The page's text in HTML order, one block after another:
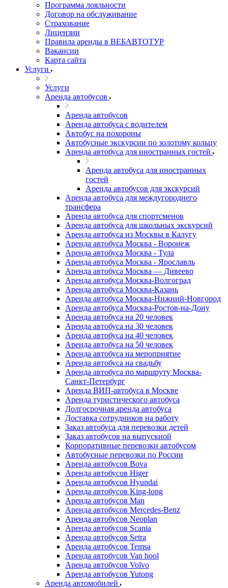
Программа лояльности
Договор на обслуживание
Страхование
Лицензии
Правила аренды в ВЕБАВТОТУР
Вакансии
Карта сайта
Услуги
Услуги
Аренда автобусов
Аренда автобусов
Аренда автобуса с водителем
Автобус на похороны
Автобусные экскурсии по золотому кольцу
Аренда автобуса для иностранных гостей
Аренда автобуса для иностранных
гостей
Аренда автобусов для экскурсий
Аренда автобуса для междугороднего
трансфера
Аренда автобуса для спортсменов
Аренда автобуса для школьных экскурсий
Аренда автобуса из Москвы в Калугу
Аренда автобуса Москва - Воронеж
Аренда автобуса Москва - Тула
Аренда автобуса Москва - Ярославль
Аренда автобуса Москва — Дивеево
Аренда автобуса Москва-Волгоград
Аренда автобуса Москва-Казань
Аренда автобуса Москва-Нижний-Новгород
Аренда автобуса Москва-Ростов-на-Дону
Аренда автобуса на 20 человек
Аренда автобуса на 30 человек
Аренда автобуса на 40 человек
Аренда автобуса на 50 человек
Аренда автобуса на мероприятие
Аренда автобуса на свадьбу
Аренда автобуса по маршруту Москва-
Санкт-Петербург
Аренда ВИП-автобуса в Москве
Аренда туристического автобуса
Долгосрочная аренда автобуса
Доставка сотрудников на работу
Заказ автобуса для перевозки детей
Заказ автобусов на выпускной
Корпоративные перевозки автобусом
Автобусные перевозки по России
Аренда автобусов Bova
Аренда автобусов Higer
Аренда автобусов Hyundai
Аренда автобусов King-long
Аренда автобусов Man
Аренда автобусов Mercedes-Benz
Аренда автобусов Neoplan
Аренда автобусов Scania
Аренда автобусов Setra
Аренда автобусов Temsa
Аренда автобусов Van hool
Аренда автобусов Volvo
Аренда автобусов Yutong
Аренда автомобилей